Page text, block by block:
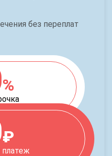
без переплат
%
₽